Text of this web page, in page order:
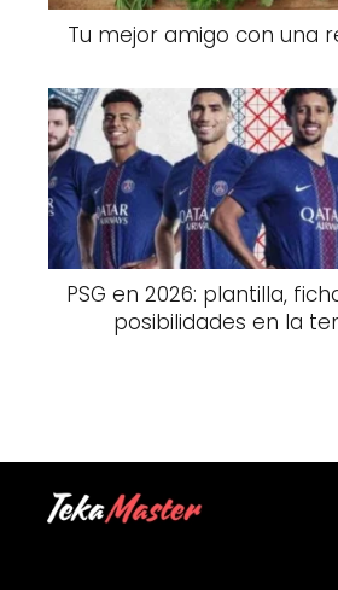
Tu mejor amigo con una
PSG en 2026: plantilla,
posibilidades en la